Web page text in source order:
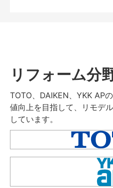
リフォーム分
TOTO、DAIKEN、YKK AP
値向上を目指して、リモデ
しています。